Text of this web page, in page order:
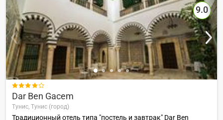
9.0

Dar Ben Gacem
Тунис, Тунис (город)
Традиционный отель типа "постель и завтрак" Dar Ben